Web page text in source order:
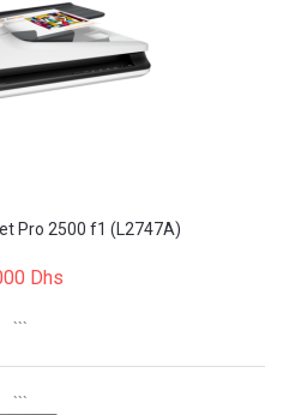
Pro 2500 f1 (L2747A)
Dhs
```
```